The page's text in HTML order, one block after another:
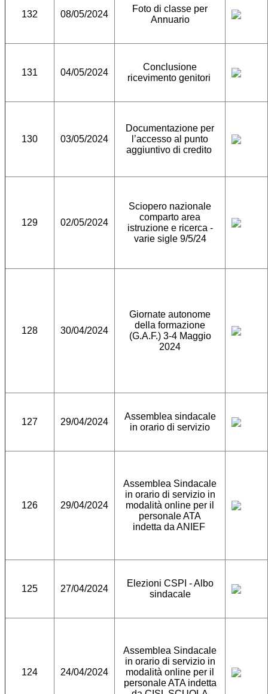
132 08/05/2024
Foto di classe per
Annuario
131 04/05/2024
Conclusione
ricevimento genitori
130 03/05/2024
Documentazione per
l’accesso al punto
aggiuntivo di credito
129 02/05/2024
Sciopero nazionale
comparto area
istruzione e ricerca -
varie sigle 9/5/24
128 30/04/2024
Giornate autonome
della formazione
(G.A.F.) 3-4 Maggio
2024
127 29/04/2024
Assemblea sindacale
in orario di servizio
126 29/04/2024
Assemblea Sindacale
in orario di servizio in
modalità online per il
personale ATA
indetta da ANIEF
125 27/04/2024
Elezioni CSPI - Albo
sindacale
124 24/04/2024
Assemblea Sindacale
in orario di servizio in
modalità online per il
personale ATA indetta